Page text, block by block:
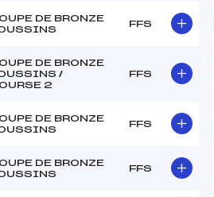
DE BRONZE
FFS
DE BRONZE
/
2
FFS
DE BRONZE
FFS
DE BRONZE
FFS